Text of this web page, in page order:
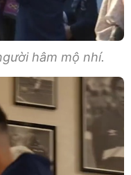
hâm mộ nhí.